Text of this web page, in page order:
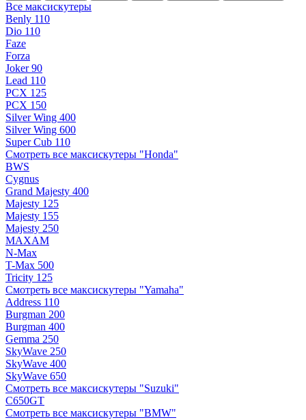
Все максискутеры
Benly 110
Dio 110
Faze
Forza
Joker 90
Lead 110
PCX 125
PCX 150
Silver Wing 400
Silver Wing 600
Super Cub 110
Смотреть все максискутеры "Honda"
BWS
Cygnus
Grand Majesty 400
Majesty 125
Majesty 155
Majesty 250
MAXAM
N-Max
T-Max 500
Tricity 125
Смотреть все максискутеры "Yamaha"
Address 110
Burgman 200
Burgman 400
Gemma 250
SkyWave 250
SkyWave 400
SkyWave 650
Смотреть все максискутеры "Suzuki"
C650GT
Смотреть все максискутеры "BMW"